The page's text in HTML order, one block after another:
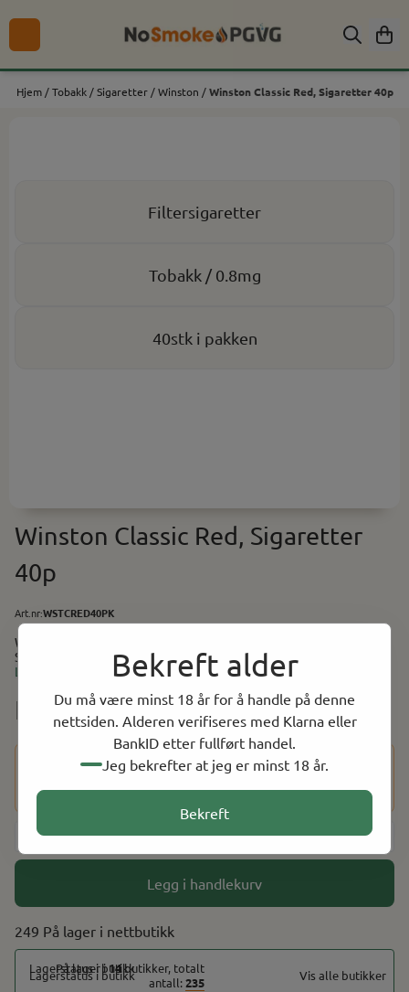
Bekreft alder
Du må være minst 18 år for å handle på denne
nettsiden. Alderen verifiseres med Klarna eller
BankID etter fullført handel.
Jeg bekrefter at jeg er minst 18 år.
Bekreft
Hopp til innhold
Hjem /Tobakk /Sigaretter /Winston /Winston Classic Red, Sigaretter 40p
Filtersigaretter
Tobakk / 0.8mg
40stk i pakken
Winston Classic Red, Sigaretter
40p
Art.nr:WSTCRED40PK
Winston Classic Red, Sigaretter 40p En klassisk filtersigarett.
Smak: Tobakk Format: Normal lengde Nikotin: 0.8mg Antall i
pakken: 40stk
Les mer
NOK 239.00
Dette produktet har en aldersbegrensning på 18 år. Etter at
du har fullført kjøpet, vil du bli bedt om å bekrefte alderen
- +
Legg i handlekurv
249 På lager
På lager i14butikker, totalt
antall:235 Vis alle butikker